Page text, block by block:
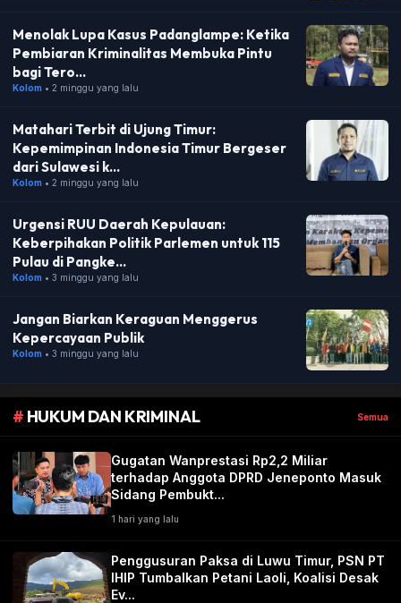
Menolak Lupa Kasus Padanglampe: Ketika
Pembiaran Kriminalitas Membuka Pintu
bagi Tero...
Kolom • 2 minggu yang lalu
Matahari Terbit di Ujung Timur:
Kepemimpinan Indonesia Timur Bergeser
dari Sulawesi k...
Kolom • 2 minggu yang lalu
Urgensi RUU Daerah Kepulauan:
Keberpihakan Politik Parlemen untuk 115
Pulau di Pangke...
Kolom • 3 minggu yang lalu
Jangan Biarkan Keraguan Menggerus
Kepercayaan Publik
Kolom • 3 minggu yang lalu
# HUKUM DAN KRIMINAL Semua
Gugatan Wanprestasi Rp2,2 Miliar
terhadap Anggota DPRD Jeneponto Masuk
Sidang Pembukt...
1 hari yang lalu
Penggusuran Paksa di Luwu Timur, PSN PT
IHIP Tumbalkan Petani Laoli, Koalisi Desak
Ev...